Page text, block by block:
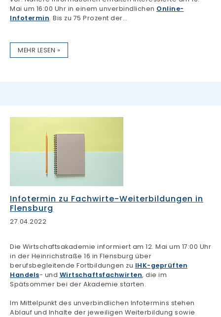
Mai um 16:00 Uhr in einem unverbindlichen Online-
Infotermin. Bis zu 75 Prozent der…
MEHR LESEN »
Infotermin zu Fachwirte-Weiterbildungen in
Flensburg
27.04.2022
Die Wirtschaftsakademie informiert am 12. Mai um 17:00 Uhr
in der Heinrichstraße 16 in Flensburg über
berufsbegleitende Fortbildungen zu IHK-geprüften
Handels- und Wirtschaftsfachwirten, die im
Spätsommer bei der Akademie starten.
Im Mittelpunkt des unverbindlichen Infotermins stehen
Ablauf und Inhalte der jeweiligen Weiterbildung sowie